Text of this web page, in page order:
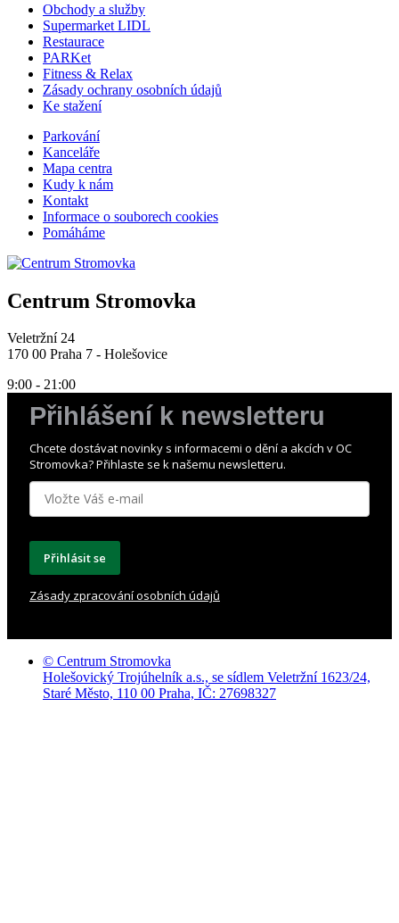
Obchody a služby
Supermarket LIDL
Restaurace
PARKet
Fitness & Relax
Zásady ochrany osobních údajů
Ke stažení
Parkování
Kanceláře
Mapa centra
Kudy k nám
Kontakt
Informace o souborech cookies
Pomáháme
Centrum Stromovka
Veletržní 24
170 00 Praha 7 - Holešovice
9:00 - 21:00
Přihlášení k newsletteru
Chcete dostávat novinky s informacemi o dění a akcích v OC
Stromovka? Přihlaste se k našemu newsletteru.
Přihlásit se
Zásady zpracování osobních údajů
© Centrum Stromovka
Holešovický Trojúhelník a.s., se sídlem Veletržní 1623/24,
Staré Město, 110 00 Praha, IČ: 27698327